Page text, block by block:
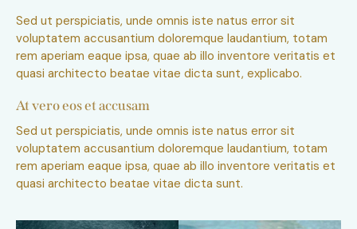
Sed ut perspiciatis, unde omnis iste natus error sit
voluptatem accusantium doloremque laudantium, totam
rem aperiam eaque ipsa, quae ab illo inventore veritatis et
quasi architecto beatae vitae dicta sunt, explicabo.
At vero eos et accusam
Sed ut perspiciatis, unde omnis iste natus error sit
voluptatem accusantium doloremque laudantium, totam
rem aperiam eaque ipsa, quae ab illo inventore veritatis et
quasi architecto beatae vitae dicta sunt.